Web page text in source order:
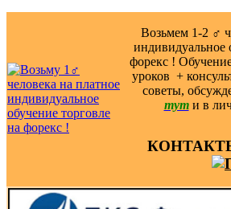
Возьмем 1-2 ‍♂️
индивидуальное
форекс !
уроков ️ +
советы,
тут и в